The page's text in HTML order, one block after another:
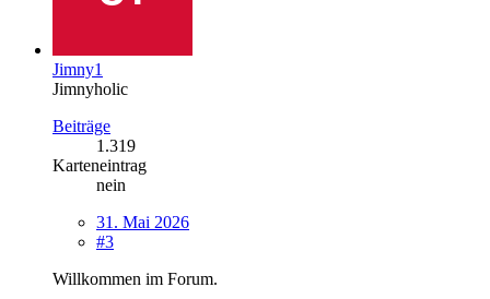
Jimny1
Jimnyholic
Beiträge
1.319
Karteneintrag
nein
31. Mai 2026
#3
Willkommen im Forum.